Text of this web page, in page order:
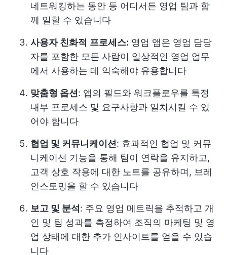
네트워킹하는 동안 등 어디서든 영업 팀과 함
께 일할 수 있습니다
사용자 친화적 프로세스: 영업 앱은 영업 담당
자를 포함한 모든 사람이 일상적인 영업 업무
에서 사용하는 데 익숙해야 유용합니다
맞춤형 옵션 : 앱의 필드와 워크플로우를 특정
내부 프로세스 및 요구사항과 일치시킬 수 있
어야 합니다
협업 및 커뮤니케이션 : 효과적인 협업 및 커뮤
니케이션 기능을 통해 팀이 연락을 유지하고,
고객 상호 작용에 대한 노트를 공유하며, 브레
인스토밍을 할 수 있습니다
보고 및 분석 : 주요 영업 메트릭을 추적하고 개
인 및 팀 성과를 측정하여 조직의 마케팅 및 영
업 상태에 대한 추가 인사이트를 얻을 수 있습
니다